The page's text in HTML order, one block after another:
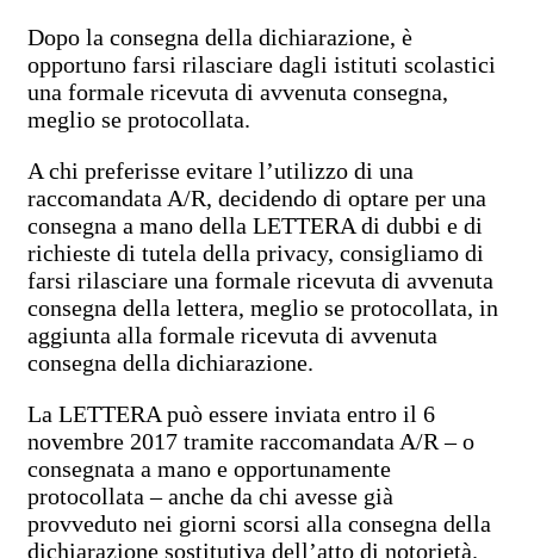
Dopo la consegna della dichiarazione, è
opportuno farsi rilasciare dagli istituti scolastici
una formale ricevuta di avvenuta consegna,
meglio se protocollata.
A chi preferisse evitare l’utilizzo di una
raccomandata A/R, decidendo di optare per una
consegna a mano della LETTERA di dubbi e di
richieste di tutela della privacy, consigliamo di
farsi rilasciare una formale ricevuta di avvenuta
consegna della lettera, meglio se protocollata, in
aggiunta alla formale ricevuta di avvenuta
consegna della dichiarazione.
La LETTERA può essere inviata entro il 6
novembre 2017 tramite raccomandata A/R – o
consegnata a mano e opportunamente
protocollata – anche da chi avesse già
provveduto nei giorni scorsi alla consegna della
dichiarazione sostitutiva dell’atto di notorietà.